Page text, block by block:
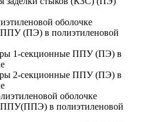
оболочке
(ПЭ) в полиэтиленовой
1-секционные ППУ (ПЭ) в
2-секционные ППУ (ПЭ) в
оболочке
ППУ(ППЭ) в полиэтиленовой